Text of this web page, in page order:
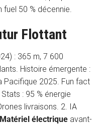
50 % décennie.
Flottant
: 365 m, 7 600
Histoire émergente :
Pacifique 2025. Fun fact
: 95 % énergie
livraisons. 2. IA
Matériel électrique avant-